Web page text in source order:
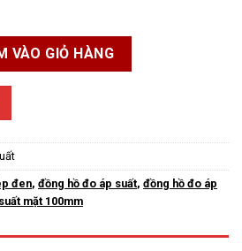
100mm số lượng
VÀO GIỎ HÀNG
đen, đồng hồ đo áp suất, đồng hồ đo áp
mặt 100mm